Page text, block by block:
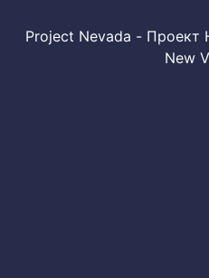
Project Nevada - Проект
New